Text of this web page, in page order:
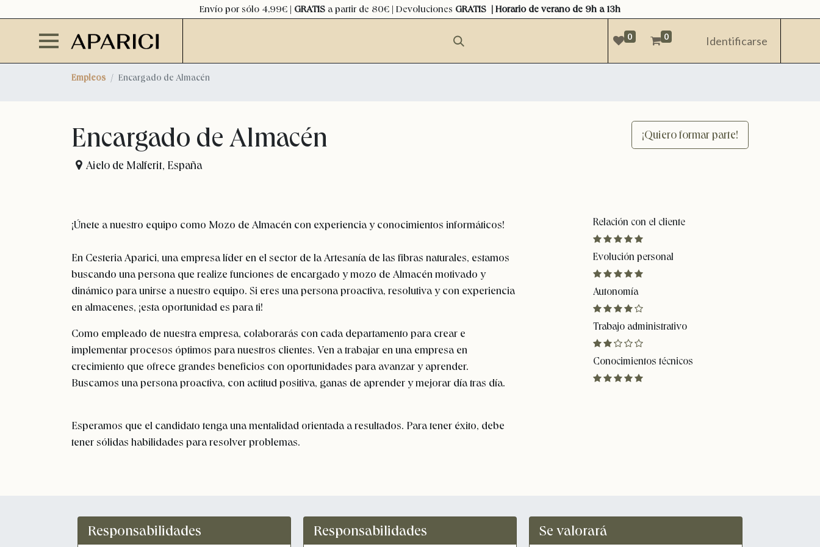
Envío por sólo 4,99€ | GRATIS a partir de 80€ | Devoluciones GRATIS | Horario de verano de 9h a 13h
0 0 Identificarse
Empleos Encargado de Almacén
¡Quiero formar parte!
Encargado de Almacén
Aielo de Malferit, España
¡Únete a nuestro equipo como Mozo de Almacén con experiencia y conocimientos informáticos!
En Cesteria Aparici, una empresa líder en el sector de la Artesanía de las fibras naturales, estamos
buscando una persona que realize funciones de encargado y mozo de Almacén motivado y
dinámico para unirse a nuestro equipo. Si eres una personaproactiva, resolutivay con experiencia
en almacenes, ¡esta oportunidad es para ti!
Como empleado de nuestra empresa, colaborarás con cada departamento para crear e
implementar procesos óptimos para nuestros clientes. Ven a trabajar en una empresa en
crecimiento que ofrece grandes beneficios con oportunidades para avanzar y aprender.
Buscamos una persona proactiva, con actitud positiva, ganas de aprender y mejorar día tras día.
Esperamos que el candidato tenga una mentalidad orientada a resultados. Para tener éxito, debe
tener sólidas habilidades para resolver problemas.
Relación con el cliente
Evolución personal
Autonomía
Trabajo administrativo
Conocimientos técnicos
Responsabilidades Responsabilidades Se valorará